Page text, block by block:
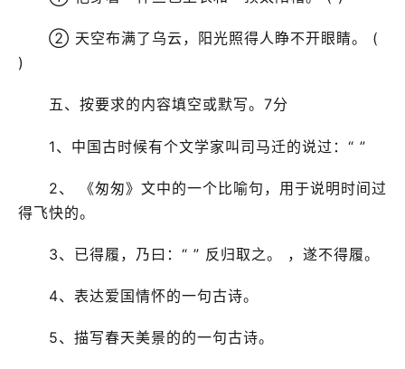
② 天空布满了乌云，阳光照得人睁不开眼睛。 (
)
五、按要求的内容填空或默写。7分
1、中国古时候有个文学家叫司马迁的说过：“ ”
2、 《匆匆》文中的一个比喻句，用于说明时间过
得飞快的。
3、已得履，乃曰：“ ” 反归取之。 ，遂不得履。
4、表达爱国情怀的一句古诗。
5、描写春天美景的的一句古诗。